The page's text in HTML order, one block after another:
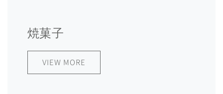
焼菓子
VIEW MORE